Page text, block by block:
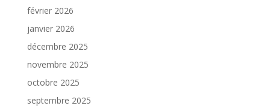
février 2026
janvier 2026
décembre 2025
novembre 2025
octobre 2025
septembre 2025